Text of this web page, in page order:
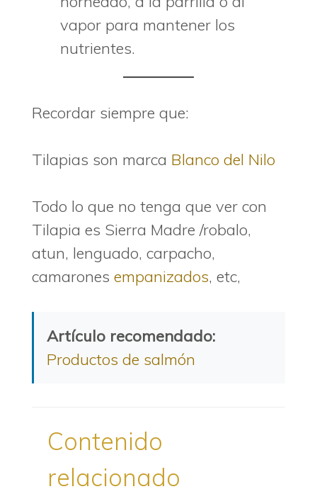
vapor para mantener los
nutrientes.
Recordar siempre que:
Tilapias son marca Blanco del Nilo
Todo lo que no tenga que ver con
Tilapia es Sierra Madre /robalo,
atun, lenguado, carpacho,
camarones empanizados, etc,
Artículo recomendado:
Productos de salmón
Contenido
relacionado